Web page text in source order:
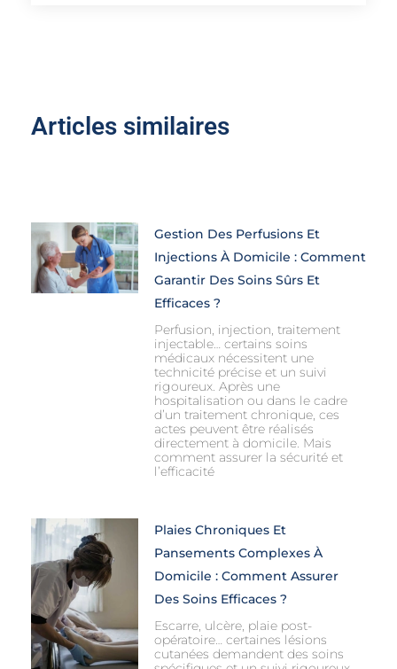
Articles similaires
Gestion Des Perfusions Et
Injections À Domicile : Comment
Garantir Des Soins Sûrs Et
Efficaces ?
Perfusion, injection, traitement
injectable… certains soins
médicaux nécessitent une
technicité précise et un suivi
rigoureux. Après une
hospitalisation ou dans le cadre
d’un traitement chronique, ces
actes peuvent être réalisés
directement à domicile. Mais
comment assurer la sécurité et
l’efficacité
Plaies Chroniques Et
Pansements Complexes À
Domicile : Comment Assurer
Des Soins Efficaces ?
Escarre, ulcère, plaie post-
opératoire… certaines lésions
cutanées demandent des soins